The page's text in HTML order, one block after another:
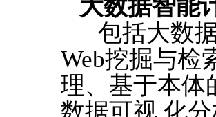
大数据智能
包括大数据
Web挖掘与检
理、基于本体